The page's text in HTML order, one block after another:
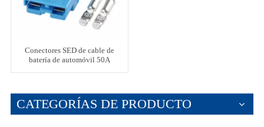
Conectores SED de cable de
batería de automóvil 50A
CATEGORÍAS DE PRODUCTO